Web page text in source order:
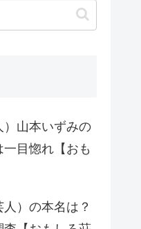
）山本いずみの
目惚れ【おも
）の本名は？